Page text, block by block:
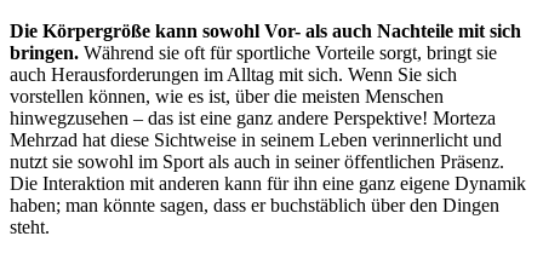
Die Körpergröße kann sowohl Vor- als auch Nachteile mit sich
bringen. Während sie oft für sportliche Vorteile sorgt, bringt sie
auch Herausforderungen im Alltag mit sich. Wenn Sie sich
vorstellen können, wie es ist, über die meisten Menschen
hinwegzusehen – das ist eine ganz andere Perspektive! Morteza
Mehrzad hat diese Sichtweise in seinem Leben verinnerlicht und
nutzt sie sowohl im Sport als auch in seiner öffentlichen Präsenz.
Die Interaktion mit anderen kann für ihn eine ganz eigene Dynamik
haben; man könnte sagen, dass er buchstäblich über den Dingen
steht.